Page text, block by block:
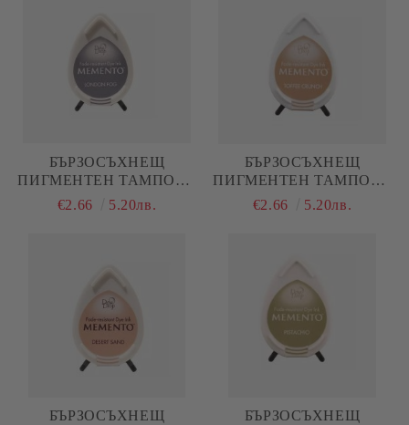
БЪРЗОСЪХНЕЩ
ПИГМЕНТЕН ТАМПОН -
MEMENTO - LONDON
€2.66 5.20лв.
БЪРЗОСЪХНЕЩ
ПИГМЕНТЕН ТАМПОН -
MEMENTO - TOFFEE
€2.66 5.20лв.
БЪРЗОСЪХНЕЩ
БЪРЗОСЪХНЕЩ